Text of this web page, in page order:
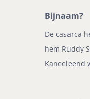
Bijnaam?
De casarca
hem Ruddy
Kaneeleend